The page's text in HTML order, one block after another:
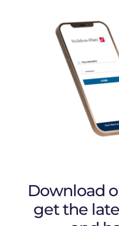
Download
get the